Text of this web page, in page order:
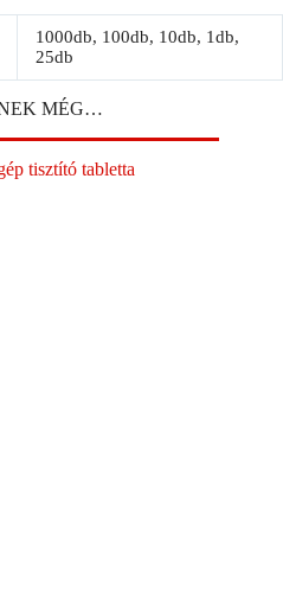
1000db, 100db, 10db, 1db,
25db
MÉG…